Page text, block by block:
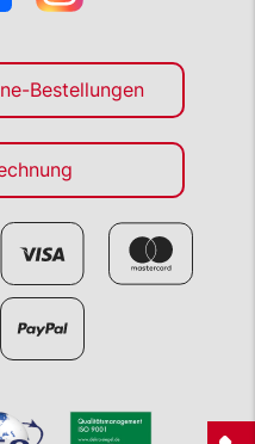
Bestellungen